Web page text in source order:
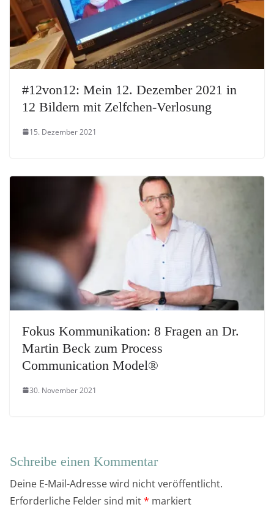
#12von12: Mein 12. Dezember 2021 in
12 Bildern mit Zelfchen-Verlosung
15. Dezember 2021
Fokus Kommunikation: 8 Fragen an Dr.
Martin Beck zum Process
Communication Model®
30. November 2021
Schreibe einen Kommentar
Deine E-Mail-Adresse wird nicht veröffentlicht.
Erforderliche Felder sind mit* markiert